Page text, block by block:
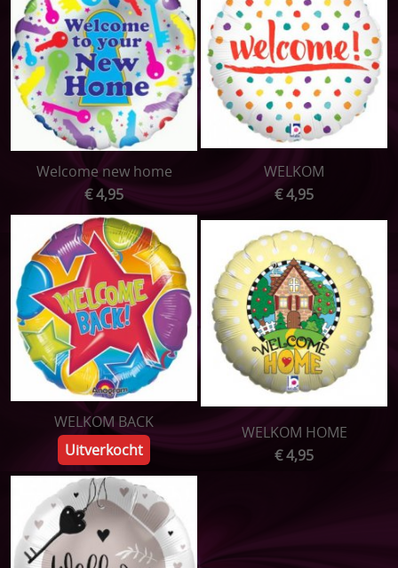
Welcome new home
€ 4,95
WELKOM
€ 4,95
WELKOM BACK
Uitverkocht
WELKOM HOME
€ 4,95